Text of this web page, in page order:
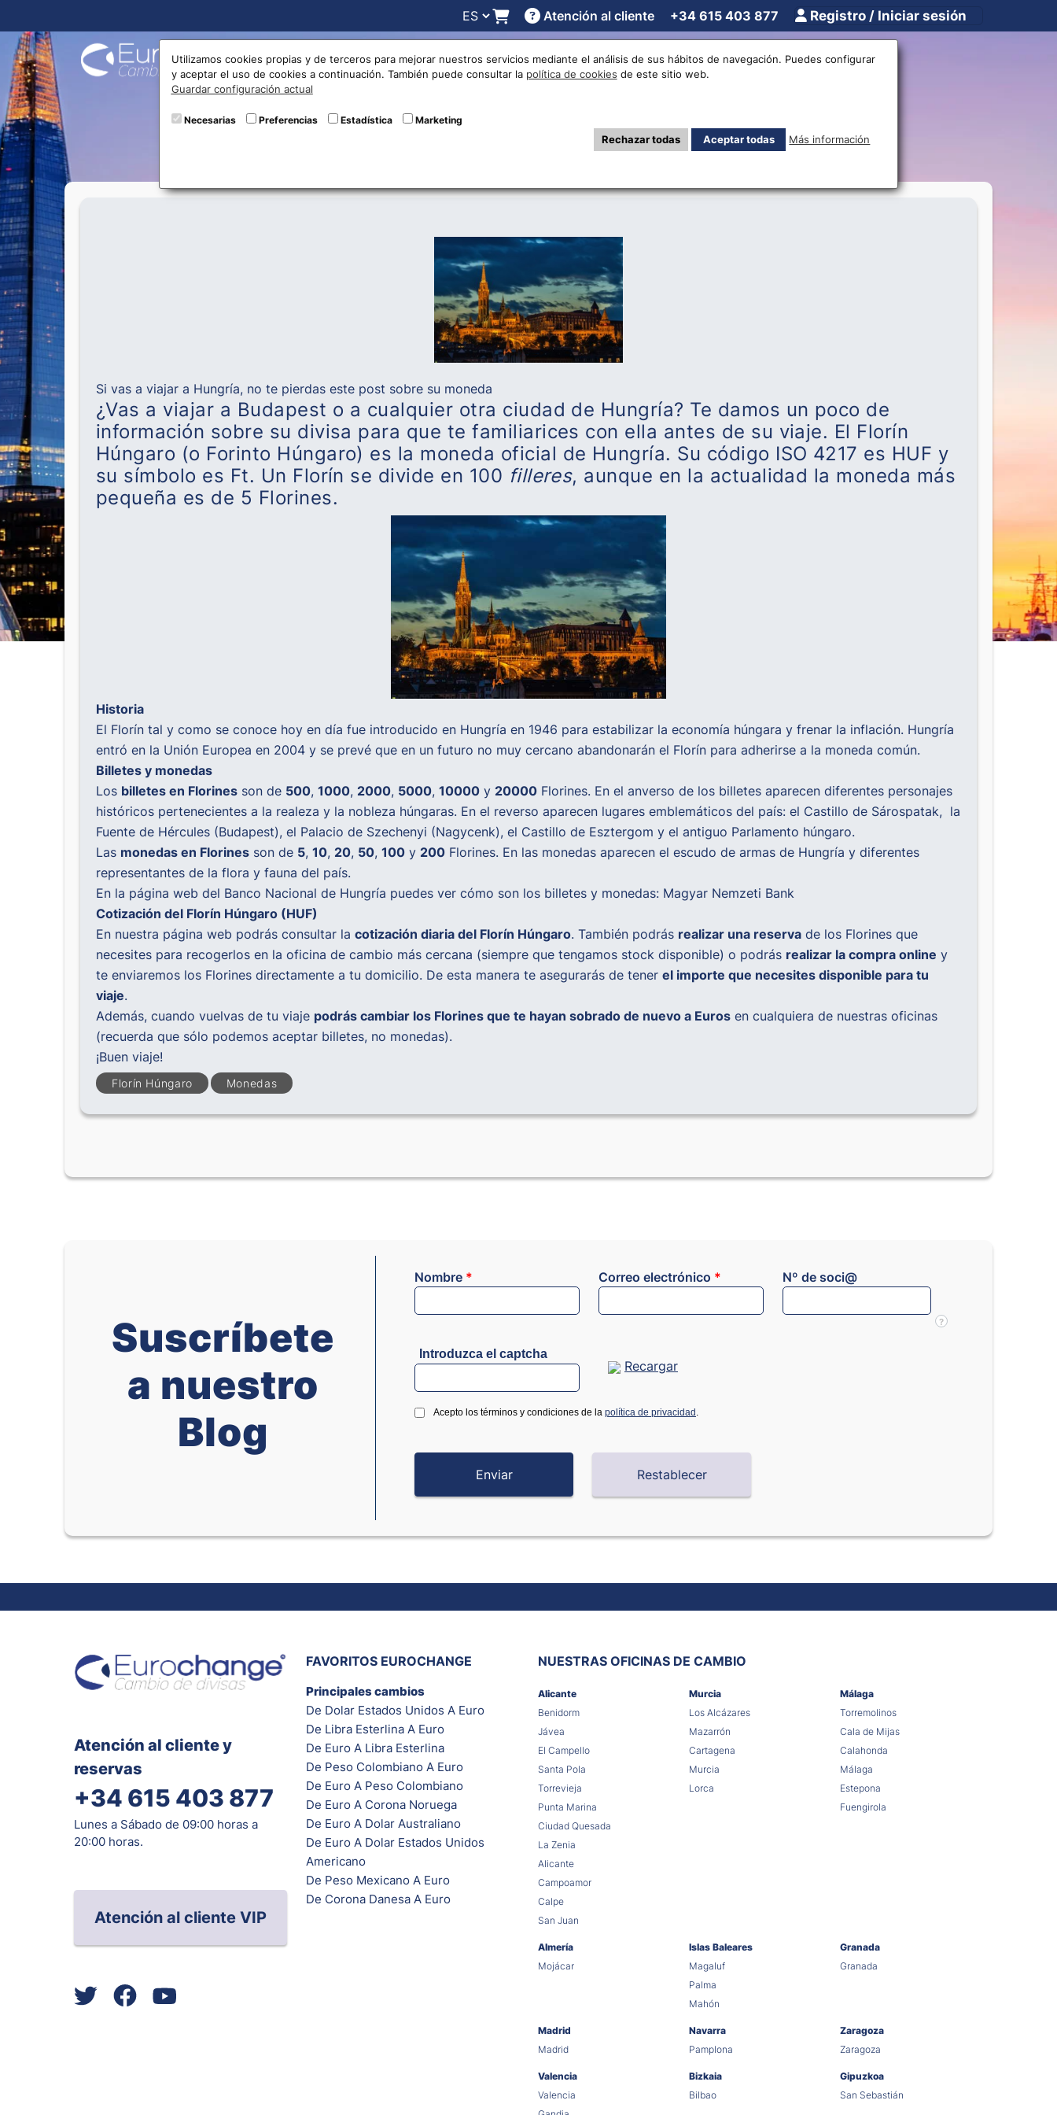
Atención al cliente +34 615 403 877 Registro / Iniciar sesión
Compra online Cotizaciones Localizaciones Trabaja con nosotros Otros
El Florín Húngaro
Si vas a viajar a Hungría, no te pierdas este post sobre su moneda
¿Vas a viajar a Budapest o a cualquier otra ciudad de Hungría? Te damos un poco de
información sobre su divisa para que te familiarices con ella antes de su viaje. El Florín
Húngaro (o Forinto Húngaro) es la moneda oficial de Hungría. Su código ISO 4217 es HUF y
su símbolo es Ft. Un Florín se divide en 100 filleres, aunque en la actualidad la moneda más
pequeña es de 5 Florines.
Historia
El Florín tal y como se conoce hoy en día fue introducido en Hungría en 1946 para estabilizar la economía húngara y frenar la inflación. Hungría
entró en la Unión Europea en 2004 y se prevé que en un futuro no muy cercano abandonarán el Florín para adherirse a la moneda común.
Billetes y monedas
Los billetes en Florines son de 500, 1000, 2000, 5000, 10000 y 20000 Florines. En el anverso de los billetes aparecen diferentes personajes
históricos pertenecientes a la realeza y la nobleza húngaras. En el reverso aparecen lugares emblemáticos del país: el Castillo de Sárospatak, la
Fuente de Hércules (Budapest), el Palacio de Szechenyi (Nagycenk), el Castillo de Esztergom y el antiguo Parlamento húngaro.
Las monedas en Florines son de 5, 10, 20, 50, 100 y 200 Florines. En las monedas aparecen el escudo de armas de Hungría y diferentes
representantes de la flora y fauna del país.
En la página web del Banco Nacional de Hungría puedes ver cómo son los billetes y monedas: Magyar Nemzeti Bank
Cotización del Florín Húngaro (HUF)
En nuestra página web podrás consultar la cotización diaria del Florín Húngaro. También podrás realizar una reserva de los Florines que
necesites para recogerlos en la oficina de cambio más cercana (siempre que tengamos stock disponible) o podrás realizar la compra online y
te enviaremos los Florines directamente a tu domicilio. De esta manera te asegurarás de tener el importe que necesites disponible para tu
viaje.
Además, cuando vuelvas de tu viaje podrás cambiar los Florines que te hayan sobrado de nuevo a Euros en cualquiera de nuestras oficinas
(recuerda que sólo podemos aceptar billetes, no monedas).
¡Buen viaje!
Florín Húngaro Monedas
Suscríbete
a nuestro
Blog
Nombre * Correo electrónico * Nº de soci@
?
Introduzca el captcha
Recargar
Acepto los términos y condiciones de la política de privacidad .
Atención al cliente y
reservas
+34 615 403 877
Lunes a Sábado de 09:00 horas a
20:00 horas.
Atención al cliente VIP
FAVORITOS EUROCHANGE
Principales cambios
De Dolar Estados Unidos A Euro
De Libra Esterlina A Euro
De Euro A Libra Esterlina
De Peso Colombiano A Euro
De Euro A Peso Colombiano
De Euro A Corona Noruega
De Euro A Dolar Australiano
De Euro A Dolar Estados Unidos
Americano
De Peso Mexicano A Euro
De Corona Danesa A Euro
NUESTRAS OFICINAS DE CAMBIO
Alicante
Benidorm
Jávea
El Campello
Santa Pola
Torrevieja
Punta Marina
Ciudad Quesada
La Zenia
Alicante
Campoamor
Calpe
San Juan
Murcia
Los Alcázares
Mazarrón
Cartagena
Murcia
Lorca
Málaga
Torremolinos
Cala de Mijas
Calahonda
Málaga
Estepona
Fuengirola
Almería
Mojácar
Islas Baleares
Magaluf
Palma
Mahón
Granada
Granada
Madrid
Madrid
Navarra
Pamplona
Zaragoza
Zaragoza
Valencia
Valencia
Bizkaia
Bilbao
Gipuzkoa
San Sebastián
Utilizamos cookies propias y de terceros para mejorar nuestros servicios mediante el análisis de sus hábitos de navegación. Puedes configurar
y aceptar el uso de cookies a continuación. También puede consultar la política de cookies de este sitio web.
Guardar configuración actual
Necesarias Preferencias Estadística Marketing
Rechazar todas Aceptar todas Más información